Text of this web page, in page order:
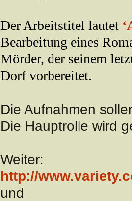
Der Arbeitstitel lautet ‘
Bearbeitung eines
Mörder, der seinem
Dorf vorbereitet.
Die Aufnahmen
Die Hauptrolle wird
Weiter:
http://
und